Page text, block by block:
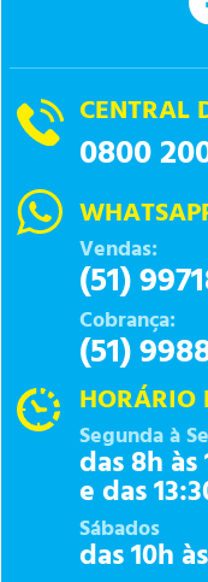
CENTRAL
0800
Vendas:
(51)
Cobrança:
(51)
HORÁRIO
Segunda à
das 8h às
e das
Sábados
das 10h